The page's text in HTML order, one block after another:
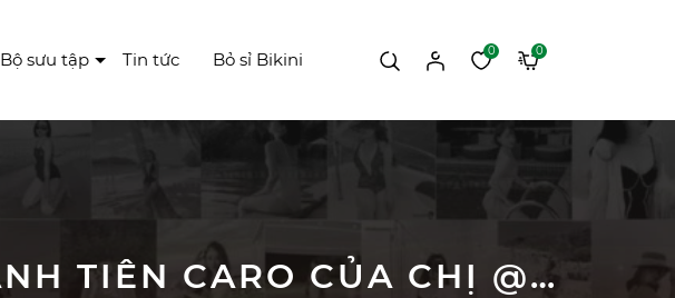
Bộ sưu tập Tin tức Bỏ sỉ Bikini 0 0
#123 FEEDBACK MẪU HAI MẢNH CÁNH TIÊN CARO CỦA CHỊ @KAITY